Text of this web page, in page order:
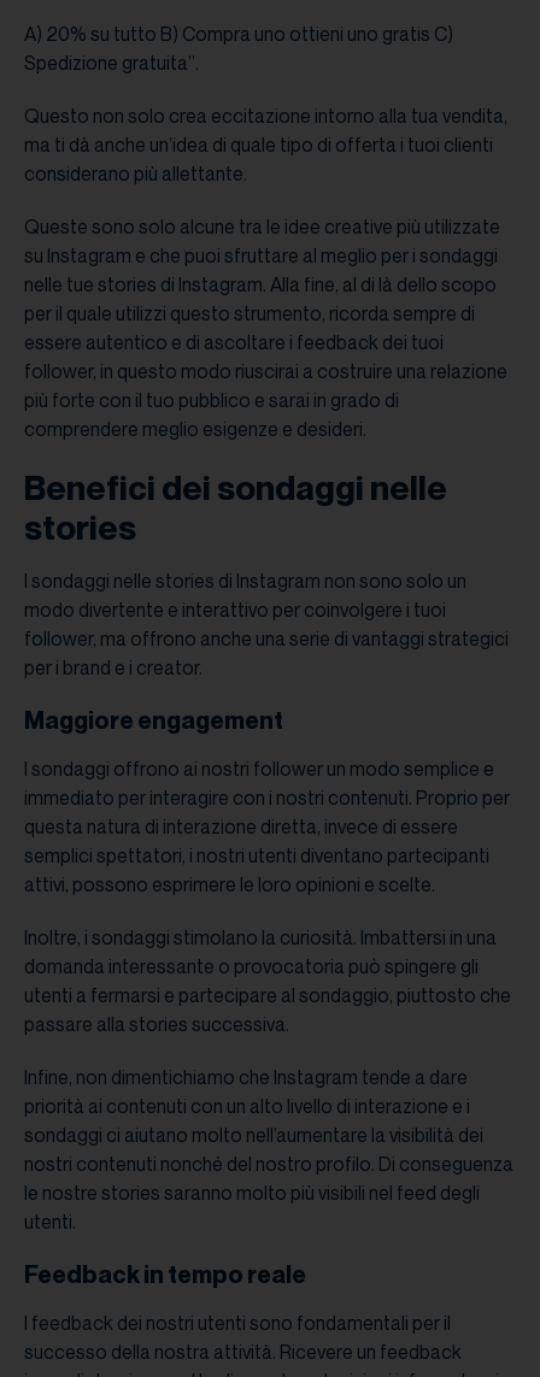
A) 20% su tutto B) Compra uno ottieni uno gratis C)
Spedizione gratuita”.
Questo non solo crea eccitazione intorno alla tua vendita,
ma ti dà anche un’idea di quale tipo di offerta i tuoi clienti
considerano più allettante.
Queste sono solo alcune tra le idee creative più utilizzate
su Instagram e che puoi sfruttare al meglio per i sondaggi
nelle tue stories di Instagram. Alla fine, al di là dello scopo
per il quale utilizzi questo strumento, ricorda sempre di
essere autentico e di ascoltare i feedback dei tuoi
follower, in questo modo riuscirai a costruire una relazione
più forte con il tuo pubblico e sarai in grado di
comprendere meglio esigenze e desideri.
Benefici dei sondaggi nelle
stories
I sondaggi nelle stories di Instagram non sono solo un
modo divertente e interattivo per coinvolgere i tuoi
follower, ma offrono anche una serie di vantaggi strategici
per i brand e i creator.
Maggiore engagement
I sondaggi offrono ai nostri follower un modo semplice e
immediato per interagire con i nostri contenuti. Proprio per
questa natura di interazione diretta, invece di essere
semplici spettatori, i nostri utenti diventano partecipanti
attivi, possono esprimere le loro opinioni e scelte.
Inoltre, i sondaggi stimolano la curiosità. Imbattersi in una
domanda interessante o provocatoria può spingere gli
utenti a fermarsi e partecipare al sondaggio, piuttosto che
passare alla stories successiva.
Infine, non dimentichiamo che Instagram tende a dare
priorità ai contenuti con un alto livello di interazione e i
sondaggi ci aiutano molto nell’aumentare la visibilità dei
nostri contenuti nonché del nostro profilo. Di conseguenza
le nostre stories saranno molto più visibili nel feed degli
utenti.
Feedback in tempo reale
I feedback dei nostri utenti sono fondamentali per il
successo della nostra attività. Ricevere un feedback